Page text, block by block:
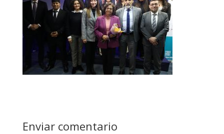
Enviar comentario